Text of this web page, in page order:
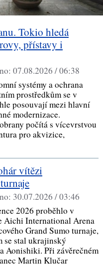
Tokio hledá
přístavy i
07.08.2026 / 06:38
systémy a ochrana
prostředkům se v
posouvají mezi hlavní
modernizace.
počítá s vícevrstvou
pro akvizice,
vítězi
30.07.2026 / 03:46
2026 proběhlo v
Aichi International Arena
Grand Sumo turnaje,
se stal ukrajinský
Aonishiki. Při závěrečném
Martin Klučar